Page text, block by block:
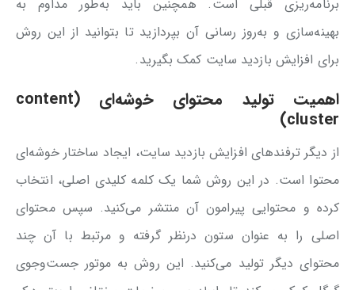
برنامه‌ریزی قبلی است. همچنین باید به‌طور مداوم به
بهینه‌سازی و به‌روز رسانی آن بپردازید تا بتوانید از این روش
برای افزایش بازدید سایت کمک بگیرید.
اهمیت تولید محتوای خوشه‌ای (content
cluster
)
از دیگر ترفندهای افزایش بازدید سایت، ایجاد ساختار خوشه‌ای
محتوا است. در این روش شما یک کلمه کلیدی اصلی، انتخاب
کرده و محتوایی پیرامون آن منتشر می‌کنید. سپس محتوای
اصلی را به عنوان ستون درنظر گرفته و مرتبط با آن چند
محتوای دیگر تولید می‌کنید. این روش به موتور جست‌وجوی